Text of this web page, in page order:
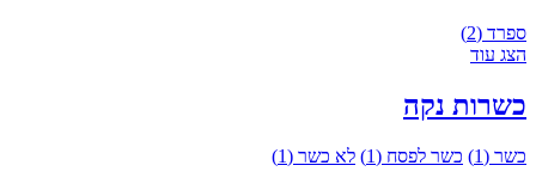
ספרד (2)
הצג עוד
כשרות נקה
כשר (1) כשר לפסח (1) לא כשר (1)